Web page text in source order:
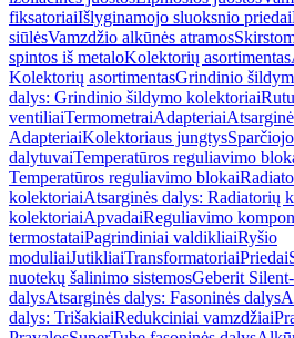
fiksatoriaiIšlyginamojo sluoksnio priedai
siūlėsVamzdžio alkūnės atramos
spintos iš metaloKolektorių asortimentas
Kolektorių asortimentasGrindinio
dalys: Grindinio šildymo kolektoriai
ventiliaiTermometraiAdapteriai
AdapteriaiKolektoriaus jungtys
dalytuvaiTemperatūros reguliavimo
Temperatūros reguliavimo blokai
kolektoriaiAtsarginės dalys: Radiatorių
kolektoriaiApvadaiReguliavimo
termostataiPagrindiniai valdikliaiRyšio
moduliaiJutikliaiTransformatoriaiPriedai
nuotekų šalinimo sistemosGeberit
dalysAtsarginės dalys: Fasoninės dalys
dalys: TrišakiaiRedukciniai vamzdžiai